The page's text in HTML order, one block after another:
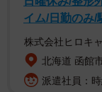
深泥池のシカ害
いる研究者がい
英之准教授だ。
イム/日勤のみ/
株式会社ヒロキ
北海道 函館
派遣社員：